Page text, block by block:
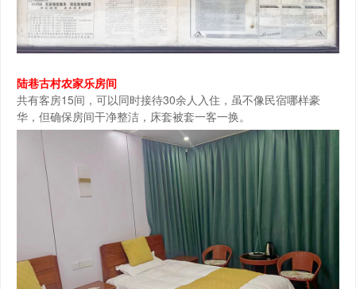
陆巷古村农家乐房间
共有客房15间，可以同时接待30余人入住，虽不像民宿哪样豪
华，但确保房间干净整洁，床套被套一客一换。